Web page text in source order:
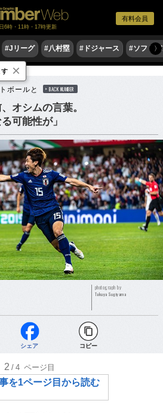
有料会員
6時・11時・17時更新
#Jリーグ #八村塁 #ドジャース #ソフト〉
ボールと BACK NUMBER
オシムの言葉。
可能性が」
photograph by
Takuya Sugiyama
シェア コピー
2 /4 ページ目
を1ページ目から読む
す ×